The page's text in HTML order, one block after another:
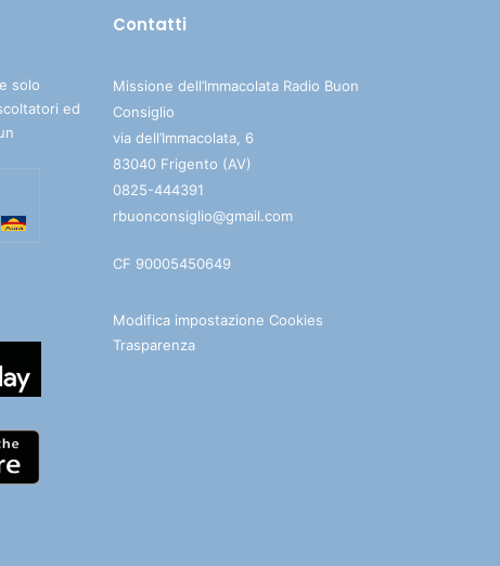
solo
ed
Contatti
Missione dell’Immacolata Radio Buon
Consiglio
via dell’Immacolata, 6
83040 Frigento (AV)
0825-444391
rbuonconsiglio@gmail.com
CF 90005450649
Modifica impostazione Cookies
Trasparenza